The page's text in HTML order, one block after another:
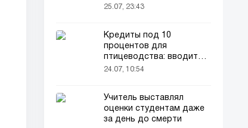
пользователей соцсетей
25.07, 23:43
Кредиты под 10
процентов для
птицеводства: вводится
новый порядок
24.07, 10:54
Учитель выставлял
оценки студентам даже
за день до смерти